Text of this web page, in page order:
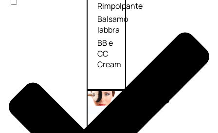
Rimpolpante
Balsamo
labbra
BB e
CC
Cream
Viso